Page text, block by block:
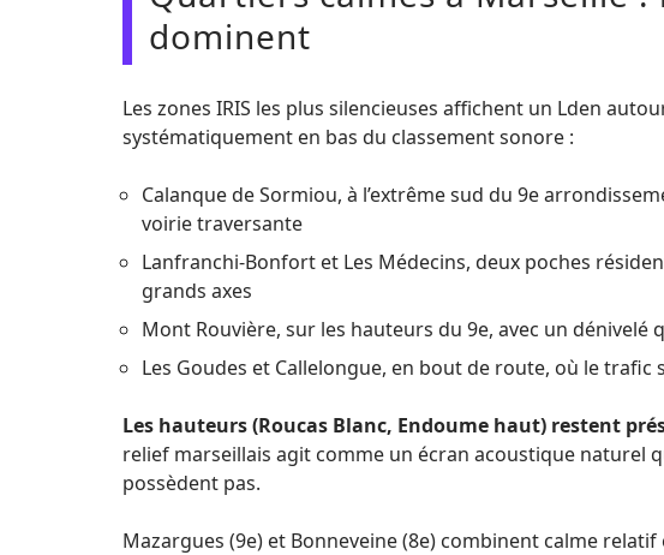
dominent
Les zones IRIS les plus silencieuses affichent un Lden
systématiquement en bas du classement sonore :
Calanque de Sormiou, à l’extrême sud du 9e
voirie traversante
Lanfranchi-Bonfort et Les Médecins, deux poches
grands axes
Mont Rouvière, sur les hauteurs du 9e, avec un
Les Goudes et Callelongue, en bout de route, où le trafic
Les hauteurs (Roucas Blanc, Endoume haut) restent
relief marseillais agit comme un écran acoustique naturel
possèdent pas.
Mazargues (9e) et Bonneveine (8e) combinent calme